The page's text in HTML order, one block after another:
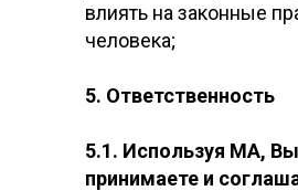
влиять на законные
человека;
5. Ответственность
5.1. Используя МА, Вы
принимаете и